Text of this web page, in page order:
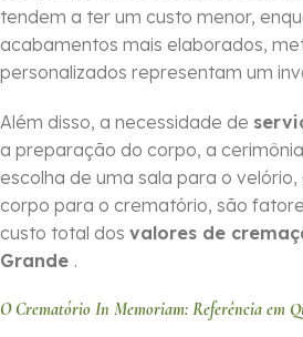
tendem a ter um custo menor,
acabamentos mais elaborados,
personalizados representam um
Além disso, a necessidade de
a preparação do corpo, a
escolha de uma sala para o
corpo para o crematório, são
custo total dos valores de
Grande .
O Crematório In Memoriam: Referência em